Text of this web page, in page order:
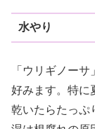
水やり
「ウリギノー
好みます。特に
乾いたらたっぷ